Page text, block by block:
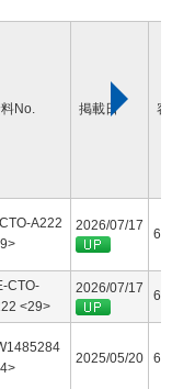
No. 掲載日
A222
2026/07/17
CTO-
<29>
2026/07/17
2025/05/20